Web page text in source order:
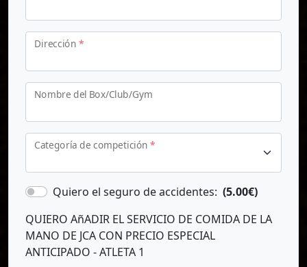
Dirección *
Nombre del Box/Club/Gym
Categoría de competición*
Quiero el seguro de accidentes: (5.00€)
QUIERO AñADIR EL SERVICIO DE COMIDA DE LA
MANO DE JCA CON PRECIO ESPECIAL
ANTICIPADO - ATLETA 1